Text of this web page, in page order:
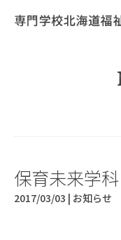
保育未来学
2017/03/03 | お知らせ